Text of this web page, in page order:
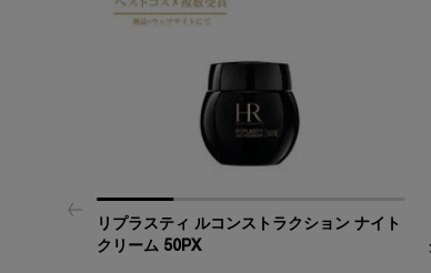
リプラスティ ルコンストラクション ナイト
クリーム 50PX